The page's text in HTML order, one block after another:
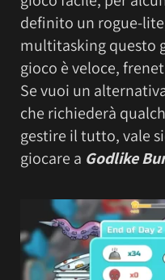
definito un rogue-
multitasking questo
gioco è veloce,
Se vuoi un
che richiederà
gestire il tutto, vale
giocare a Godlike